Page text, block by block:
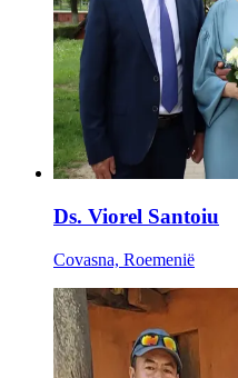
Ds. Viorel Santoiu
Covasna, Roemenië